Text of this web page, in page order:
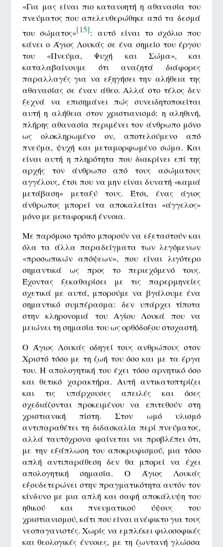
«Για μας είναι πιο κατανοητή η αθανασία του
πνεύματος που απελευθερώθηκε από τα δεσμά
του σώματος»[15]: αυτό είναι το σχόλιο που
κάνει ο Άγιος Λουκάς σε ένα σημείο του έργου
του «Πνεύμα, Ψυχή και Σώμα», και
καταλαβαίνουμε ότι αναζητά διάφορες
παραλλαγές για να εξηγήσει την αλήθεια της
αθανασίας σε έναν άθεο. Αλλά στο τέλος δεν
ξεχνά να επισημάνει πώς συνειδητοποιείται
αυτή η αλήθεια στον χριστιανισμό: η αληθινή,
πλήρης αθανασία περιμένει τον άνθρωπο μόνο
ως ολοκληρωμένο ον, αποτελούμενο από
πνεύμα, ψυχή και μεταμορφωμένο σώμα. Και
είναι αυτή η πληρότητα που διακρίνει επί της
αρχής τον άνθρωπο από τους ασώματους
αγγέλους, έτσι που να μην είναι δυνατή «καμιά
μετάβαση» μεταξύ τους. Έτσι, ένας άγιος
άνθρωπος μπορεί να αποκαλείται «άγγελος»
μόνο με μεταφορική έννοια.
Με παρόμοιο τρόπο μπορούν να εξεταστούν και
όλα τα άλλα παραδείγματα των λεγόμενων
«προσωπικών απόψεων», που είναι λιγότερο
σημαντικά ως προς το περιεχόμενό τους.
Έχοντας ξεκαθαρίσει με τις παρερμηνείες
σχετικά με αυτά, μπορούμε να βγάλουμε ένα
σημαντικό συμπέρασμα: δεν υπάρχει τίποτα
στην κληρονομιά του Αγίου Λουκά που να
μειώνει τη σημασία του ως ορθόδοξου στοχαστή.
Ο Άγιος Λουκάς οδηγεί τους ανθρώπους στον
Χριστό τόσο με τη ζωή του όσο και με τα έργα
του. Η απολογητική του έχει τόσο αρνητικό όσο
και θετικό χαρακτήρα. Αυτή αντικατοπτρίζει
και τις υπάρχουσες απειλές και όσες
σχεδιάζονται προκειμένου να επιτεθούν στη
χριστιανική πίστη. Στον ωμό υλισμό
αντιπαραθέτει τη διδασκαλία περί πνεύματος,
αλλά ταυτόχρονα φαίνεται να προβλέπει ότι,
με την εξάπλωση του αποκρυφισμού, μια τόσο
απλή αντιπαράθεση δεν θα μπορεί να έχει
απολογητική σημασία. Ο Άγιος Λουκάς
εξουδετερώνει στην πραγματικότητα αυτόν τον
κίνδυνο με μια απλή και σαφή αποκάλυψη του
ηθικού και πνευματικού ύψους του
χριστιανισμού, κάτι που είναι ανέφικτο για τους
νεοπαγανιστές. Χωρίς να εμπλέκει φιλοσοφικές
και θεολογικές έννοιες, με τη ζωντανή γλώσσα